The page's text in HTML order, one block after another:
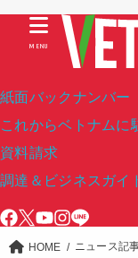
紙面バックナンバー
これからベトナムに
資料請求
調達＆ビジネスガイ
MENU
HOME
ニュース記